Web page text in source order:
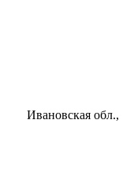
Ивановская обл.,